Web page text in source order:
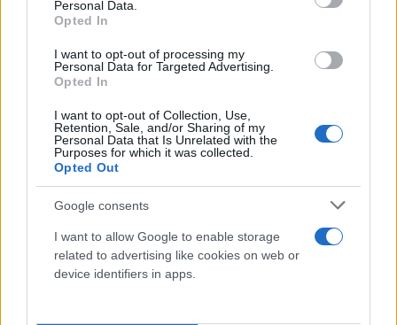
Personal Data.
Opted In
I want to opt-out of processing my
Personal Data for Targeted Advertising.
Opted In
I want to opt-out of Collection, Use,
Retention, Sale, and/or Sharing of my
Personal Data that Is Unrelated with the
Purposes for which it was collected.
Opted Out
Google consents
I want to allow Google to enable storage
related to advertising like cookies on web or
device identifiers in apps.